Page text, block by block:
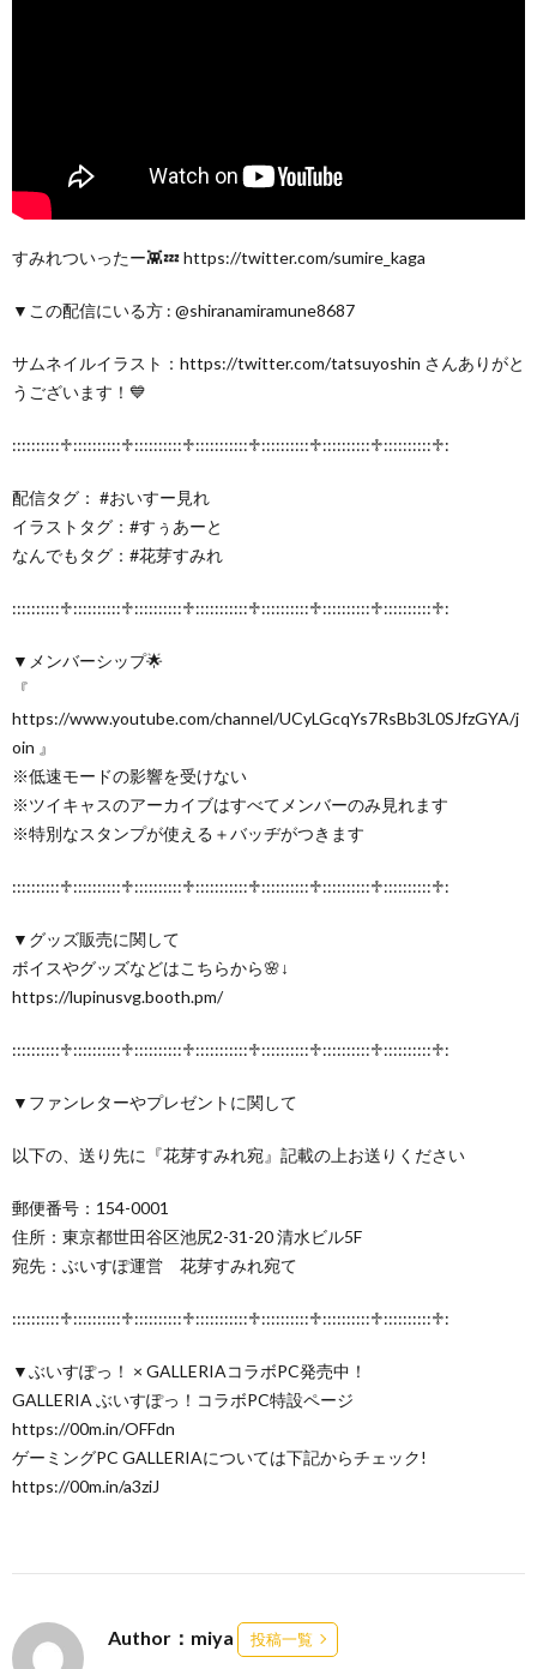
すみれついったー👾💤 https://twitter.com/sumire_kaga
▼この配信にいる方 : @shiranamiramune8687
サムネイルイラスト：https://twitter.com/tatsuyoshin さんありがと
うございます！💙
::::::::::♱::::::::::♱::::::::::♱:::::::::::♱::::::::::♱::::::::::♱::::::::::♱:
配信タグ： #おいすー見れ
イラストタグ：#すぅあーと
なんでもタグ：#花芽すみれ
::::::::::♱::::::::::♱::::::::::♱:::::::::::♱::::::::::♱::::::::::♱::::::::::♱:
▼メンバーシップ🌟
『
https://www.youtube.com/channel/UCyLGcqYs7RsBb3L0SJfzGYA/j
oin 』
※低速モードの影響を受けない
※ツイキャスのアーカイブはすべてメンバーのみ見れます
※特別なスタンプが使える＋バッヂがつきます
::::::::::♱::::::::::♱::::::::::♱:::::::::::♱::::::::::♱::::::::::♱::::::::::♱:
▼グッズ販売に関して
ボイスやグッズなどはこちらから🌸↓
https://lupinusvg.booth.pm/
::::::::::♱::::::::::♱::::::::::♱:::::::::::♱::::::::::♱::::::::::♱::::::::::♱:
▼ファンレターやプレゼントに関して
以下の、送り先に『花芽すみれ宛』記載の上お送りください
郵便番号：154-0001
住所：東京都世田谷区池尻2-31-20 清水ビル5F
宛先：ぶいすぽ運営 花芽すみれ宛て
::::::::::♱::::::::::♱::::::::::♱:::::::::::♱::::::::::♱::::::::::♱::::::::::♱:
▼ぶいすぽっ！ × GALLERIAコラボPC発売中！
GALLERIA ぶいすぽっ！コラボPC特設ページ
https://00m.in/OFFdn
ゲーミングPC GALLERIAについては下記からチェック!
https://00m.in/a3ziJ
Author：miya 投稿一覧